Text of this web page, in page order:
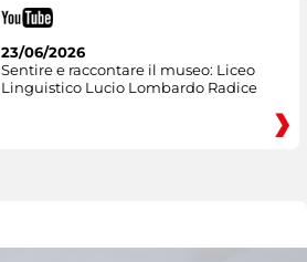
23/06/2026
Sentire e raccontare il museo: Liceo
Linguistico Lucio Lombardo Radice